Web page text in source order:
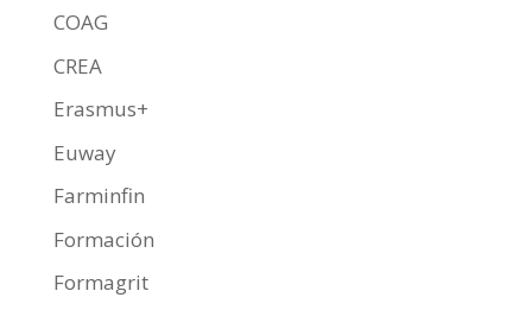
COAG
CREA
Erasmus+
Euway
Farminfin
Formación
Formagrit